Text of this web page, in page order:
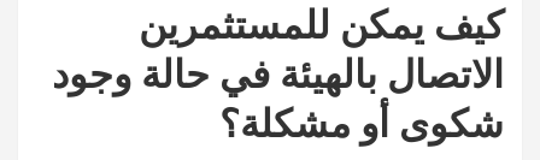
كيف يمكن للمستثمرين
الاتصال بالهيئة في حالة وجود
شكوى أو مشكلة؟